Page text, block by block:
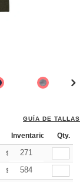
GUÍA DE TALLAS
288 + Más
Inventario Qty.
$ 16.06
271
$ 16.06
584